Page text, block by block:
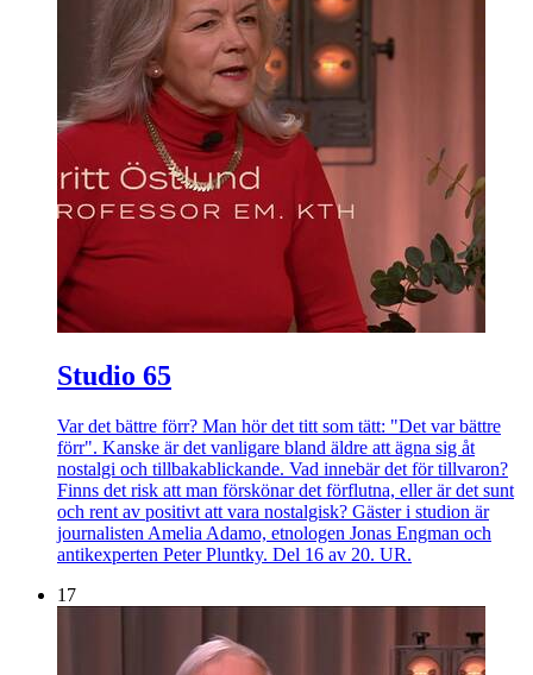
Studio 65
Var det bättre förr? Man hör det titt som tätt: "Det var bättre
förr". Kanske är det vanligare bland äldre att ägna sig åt
nostalgi och tillbakablickande. Vad innebär det för tillvaron?
Finns det risk att man förskönar det förflutna, eller är det sunt
och rent av positivt att vara nostalgisk? Gäster i studion är
journalisten Amelia Adamo, etnologen Jonas Engman och
antikexperten Peter Pluntky. Del 16 av 20. UR.
17